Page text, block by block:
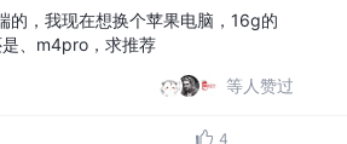
的，我现在想换个苹果电脑，16g的
、m4pro，求推荐
等人赞过
4